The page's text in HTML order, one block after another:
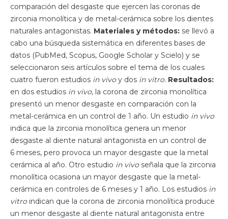
comparación del desgaste que ejercen las coronas de
zirconia monolítica y de metal-cerámica sobre los dientes
naturales antagonistas. Materiales y métodos: se llevó a
cabo una búsqueda sistemática en diferentes bases de
datos (PubMed, Scopus, Google Scholar y Scielo) y se
seleccionaron seis artículos sobre el tema de los cuales
cuatro fueron estudios in vivoy dos in vitro. Resultados:
en dos estudios in vivo, la corona de zirconia monolítica
presentó un menor desgaste en comparación con la
metal-cerámica en un control de 1 año. Un estudio in vivo
indica que la zirconia monolítica genera un menor
desgaste al diente natural antagonista en un control de
6 meses, pero provoca un mayor desgaste que la metal
cerámica al año. Otro estudio in vivoseñala que la zirconia
monolítica ocasiona un mayor desgaste que la metal-
cerámica en controles de 6 meses y 1 año. Los estudios in
vitroindican que la corona de zirconia monolítica produce
un menor desgaste al diente natural antagonista entre